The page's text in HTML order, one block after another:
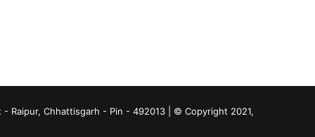
Raipur, Chhattisgarh - Pin - 492013 | © Copyright 2021,